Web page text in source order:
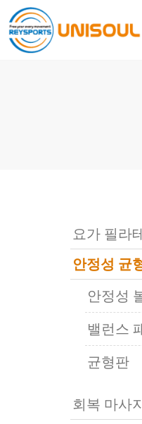
요가 필라
안정성 균
안정성
밸런스
균형판
회복 마사